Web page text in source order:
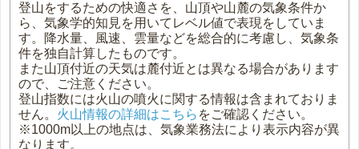
登山をするための快適さを、山頂や山麓の気象条件か
ら、気象学的知見を用いてレベル値で表現をしていま
す。降水量、風速、雲量などを総合的に考慮し、気象条
件を独自計算したものです。
また山頂付近の天気は麓付近とは異なる場合があります
ので、ご注意ください。
登山指数には火山の噴火に関する情報は含まれておりま
せん。 火山情報の詳細はこちら をご確認ください。
※1000m以上の地点は、気象業務法により表示内容が異
なります。